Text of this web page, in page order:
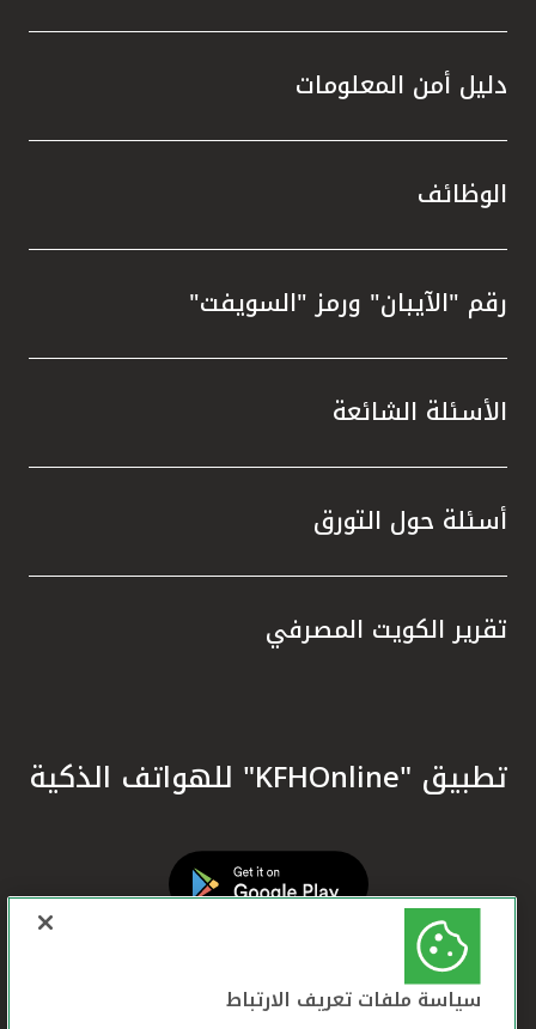
دليل أمن المعلومات
الوظائف
رقم "الآيبان" ورمز "السويفت"
الأسئلة الشائعة
أسئلة حول التورق
تقرير الكويت المصرفي
تطبيق "KFHOnline" للهواتف الذكية
سياسة ملفات تعريف الارتباط